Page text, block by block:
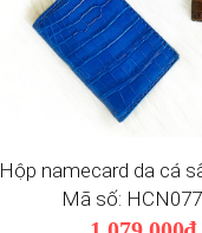
Hộp namecard da cá
Mã số: